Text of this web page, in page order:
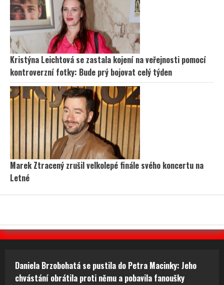
Kristýna Leichtová se zastala kojení na veřejnosti pomocí
kontroverzní fotky: Bude prý bojovat celý týden
Marek Ztracený zrušil velkolepé finále svého koncertu na
Letné
Daniela Brzobohatá se pustila do Petra Macinky: Jeho
chvástání obrátila proti němu a pobavila fanoušky